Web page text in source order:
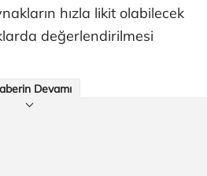
hızla likit olabilecek
değerlendirilmesi
Devamı